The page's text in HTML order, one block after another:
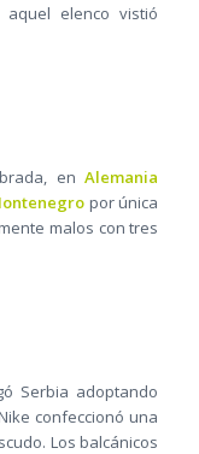
elenco vistió
en Alemania
por única
malos con tres
Serbia adoptando
confeccionó una
Los balcánicos